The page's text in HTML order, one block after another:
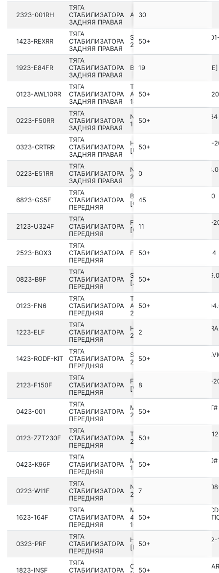
2323-001RH
ТЯГА
СТАБИЛИЗАТОРА
ЗАДНЯЯ ПРАВАЯ
AUDI Q7 2007­-2015 [RDW]
30
1423-REXRR
ТЯГА
СТАБИЛИЗАТОРА
ЗАДНЯЯ ПРАВАЯ
SSANG YONG REXTON
201350+
1923-E84FR
ТЯГА
СТАБИЛИЗАТОРА
ЗАДНЯЯ ПРАВАЯ
BMW 4 F32 201­2-2017 [ECE]
19
0123-AWL10RR
ТЯГА
СТАБИЛИЗАТОРА
ЗАДНЯЯ ПРАВАЯ
TOYOTA CROWN/HYBRID
ARS220,AZSH2#,GWS224
18.06- [JP]
50+
0223-F50RR
ТЯГА
СТАБИЛИЗАТОРА
ЗАДНЯЯ ПРАВАЯ
NISSAN CEDRIC/GLORIA Y34
199­9.06-2004.10 [JP]
50+
0323-CRTRR
ТЯГА
СТАБИЛИЗАТОРА
ЗАДНЯЯ ПРАВАЯ
HONDA ACCORD TF1 2010­-
[US]50+
0223-E51RR
ТЯГА
СТАБИЛИЗАТОРА
ЗАДНЯЯ ПРАВАЯ
NISSAN FX45/35 S50
2008.06 [GL]
0
6823-GS5F
ТЯГА
СТАБИЛИЗАТОРА
ПЕРЕДНЯЯ
BUICK ENCLAVE 2018-2020
[GMNA]
45
2123-U324F
ТЯГА
СТАБИЛИЗАТОРА
ПЕРЕДНЯЯ
FORD F SERIES F150 20­04-
[CAN]
11
2523-BOX3
ТЯГА
СТАБИЛИЗАТОРА
ПЕРЕДНЯЯ
FIAT DUCATO 2J 2006-2014
50+
0823-B9F
ТЯГА
СТАБИЛИЗАТОРА
ПЕРЕДНЯЯ
SUBARU LEGACY B14
[JP]50+
0123-FN6
ТЯГА
СТАБИЛИЗАТОРА
ПЕРЕДНЯЯ
TOYOTA ISIS
ANM1#,ZGM1#,ZNM10
2018.01 [JP]
50+
1223-ELF
ТЯГА
СТАБИЛИЗАТОРА
ПЕРЕДНЯЯ
HYUNDAI ELANTRA/
200­0- [EUR]
2
1423-RODF-KIT
ТЯГА
СТАБИЛИЗАТОРА
ПЕРЕДНЯЯ
SSANG YONG RODIUS/
2002-2013
50+
2123-F150F
ТЯГА
СТАБИЛИЗАТОРА
ПЕРЕДНЯЯ
FORD F SERIES F150 20­04-
[WDMO]
8
0423-001
ТЯГА
СТАБИЛИЗАТОРА
ПЕРЕДНЯЯ
MITSUBISHI LANCER CS,CT#
2000.09-2013.08 [GE]
50+
0123-ZZT230F
ТЯГА
СТАБИЛИЗАТОРА
ПЕРЕДНЯЯ
TOYOTA COROLLA 5D
20­01.10-2007.02 [GR]
50+
0423-K96F
ТЯГА
СТАБИЛИЗАТОРА
ПЕРЕДНЯЯ
MITSUBISHI NATIVA K80,90#
1997.06-2011.03 [GE]
50+
0223-W11F
ТЯГА
СТАБИЛИЗАТОРА
ПЕРЕДНЯЯ
NISSAN AVENIR W11
2005.09 [JP]
7
1623-164F
ТЯГА
СТАБИЛИЗАТОРА
ПЕРЕДНЯЯ
MERCEDES BENZ ML 320
4MATIC / ML 350 CDI
164.#
50+
0323-PRF
ТЯГА
СТАБИЛИЗАТОРА
ПЕРЕДНЯЯ
HONDA PRELUDE BA8
[EU]50+
1823-INSF
ТЯГА
СТАБИЛИЗАТОРА
OPEL INSIGNIA-A - ALL
50+